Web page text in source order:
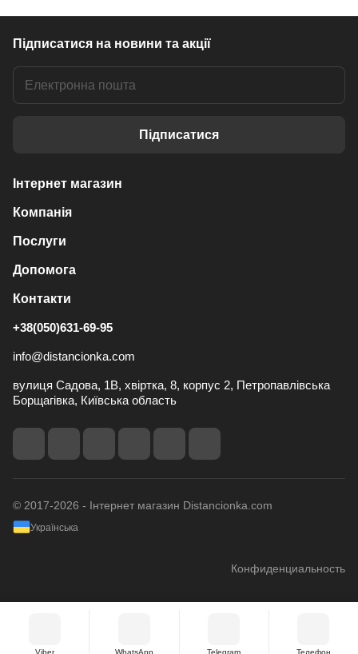
Підписатися на новини та акції
Підписатися
Інтернет магазин
Компанія
Послуги
Допомога
Контакти
+38(050)631-69-95
info@distancionka.com
вулиця Садова, 1В, хвіртка, 8, корпус 2, Петропавлівська
Борщагівка, Київська область
© 2017-2026 - Інтернет магазин Distancionka.com
Українська
Конфиденциальность
Viber WhatsApp Telegram Телефон